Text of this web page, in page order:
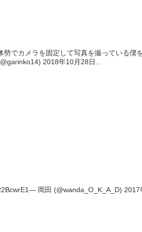
でカメラを固定して写真を撮っている僕
2018年10月28日...
岡田 (@wanda_O_K_A_D) 2017